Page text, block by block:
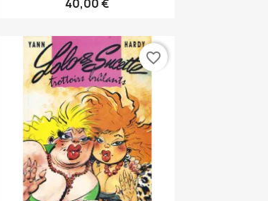
40,00 €
favorite_border